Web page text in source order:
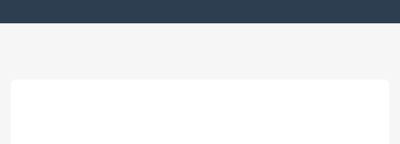
o